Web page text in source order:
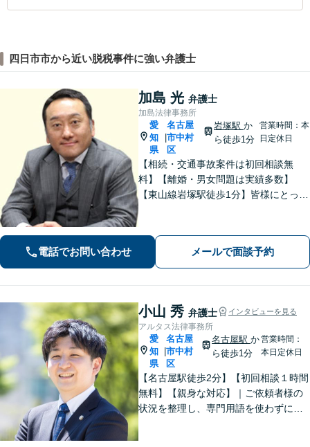
四日市市から近い脱税事件に強い弁護士
加島 光 弁護士
加島法律事務所
愛
知
県
|
名古屋
市中村
区
岩塚駅 か
ら徒歩1分
営業時間：本
日定休日
【相続・交通事故案件は初回相談無
料】【離婚・男女問題は実績多数】
【東山線岩塚駅徒歩1分】皆様にとって
電話でお問い合わせ メールで面談予約
小山 秀 弁護士 インタビューを見る
アルタス法律事務所
愛
知
県
|
名古屋
市中村
区
名古屋駅か
ら徒歩1分
営業時間：
本日定休日
【名古屋駅徒歩2分】【初回相談１時間
無料】【親身な対応】｜ご依頼者様の
状況を整理し、専門用語を使わずに、